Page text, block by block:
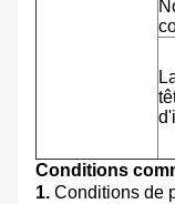
Conditions
1. Conditions de